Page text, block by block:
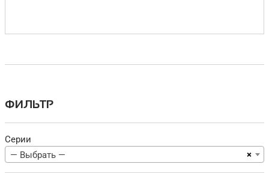
ФИЛЬТР
Серии
×
— Выбрать —